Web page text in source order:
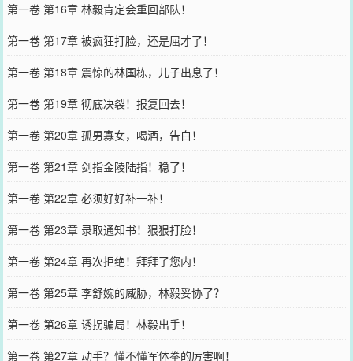
第一卷 第16章 林毅肯定会重回部队！
第一卷 第17章 被疯狂打脸，还是屈才了！
第一卷 第18章 震惊的林国栋，儿子出息了！
第一卷 第19章 彻底决裂！报复回去！
第一卷 第20章 孤男寡女，喝酒，告白！
第一卷 第21章 剑指金陵陆指！稳了！
第一卷 第22章 必须好好补一补！
第一卷 第23章 录取通知书！狠狠打脸！
第一卷 第24章 再次拒绝！拜拜了您内！
第一卷 第25章 李舒婉的威胁，林毅妥协了？
第一卷 第26章 诱拐骗局！林毅出手！
第一卷 第27章 动手？懂不懂军体拳的厉害啊！